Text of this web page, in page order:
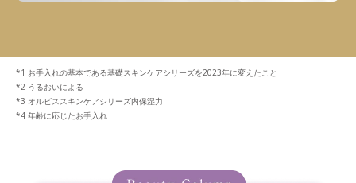
お手入れの基本である基礎スキンケアシリーズを2023年に変えたこと
うるおいによる
オルビススキンケアシリーズ内保湿力
年齢に応じたお手入れ